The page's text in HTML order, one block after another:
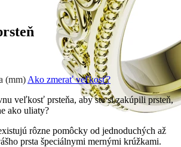
Prírodné kamene
(mm) Ako zmerať veľkosť?
veľkosť prsteňa, aby ste si zakúpili prsteň,
ako uliaty?
rôzne pomôcky od jednoduchých až
prsta špeciálnymi mernými krúžkami.